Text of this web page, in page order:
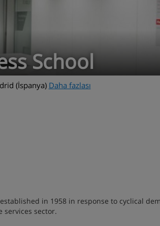
School
(İspanya) Daha fazlası
in 1958 in response to cyclical
services sector.